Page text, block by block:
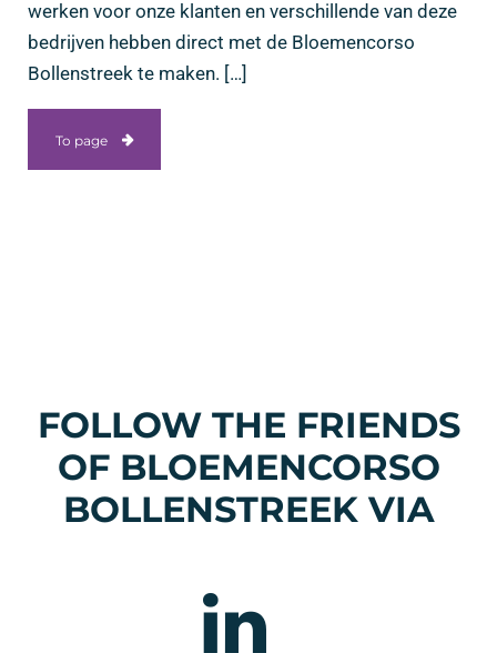
werken voor onze klanten en verschillende van deze
bedrijven hebben direct met de Bloemencorso
Bollenstreek te maken. […]
To page
FOLLOW THE FRIENDS
OF BLOEMENCORSO
BOLLENSTREEK VIA